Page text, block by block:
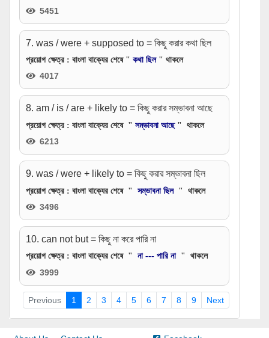
5451
7. was / were + supposed to = কিছু করার কথা ছিল
প্রয়োগ ক্ষেত্র : বাংলা বাক্যের শেষে " কথা ছিল " থাকলে
4017
8. am / is / are + likely to = কিছু করার সম্ভাবনা আছে
প্রয়োগ ক্ষেত্র : বাংলা বাক্যের শেষে " সম্ভাবনা আছে " থাকলে
6213
9. was / were + likely to = কিছু করার সম্ভাবনা ছিল
প্রয়োগ ক্ষেত্র : বাংলা বাক্যের শেষে " সম্ভাবনা ছিল " থাকলে
3496
10. can not but = কিছু না করে পারি না
প্রয়োগ ক্ষেত্র : বাংলা বাক্যের শেষে " না --- পারি না " থাকলে
3999
Previous 1 2 3 4 5 6 7 8 9 Next